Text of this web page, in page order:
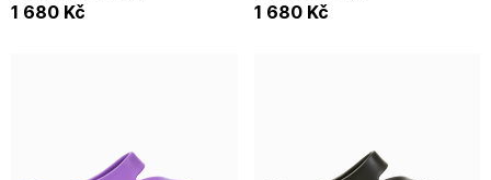
1 680 Kč 1 680 Kč